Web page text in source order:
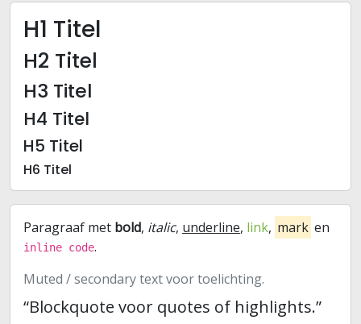
H1 Titel
H2 Titel
H3 Titel
H4 Titel
H5 Titel
H6 Titel
Paragraaf met bold, italic, underline, link, mark en
inline code.
Muted / secondary text voor toelichting.
“Blockquote voor quotes of highlights.”